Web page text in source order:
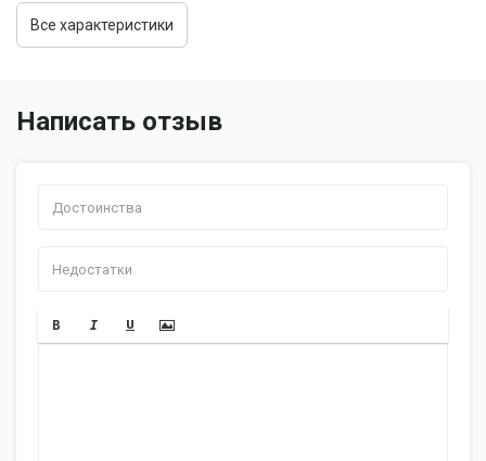
Комплектация
ремешок крепления, карман для
плечевой ремень
Размер
Все характеристики
Написать отзыв